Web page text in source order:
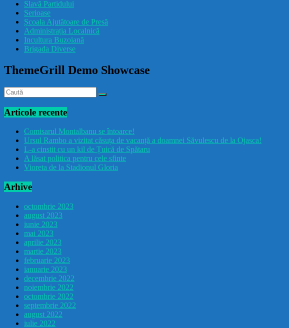
Slavă Partidului
Serioase
Școala Ajutătoare de Presă
Administrația Localnică
Incultura Buzoiană
Brigada Diverse
ThemeGrill Demo Showcase
Articole recente
Comisarul Montalbanu se întoarce!
Ursul Rambo a vizitat căsuța de vacanță a doamnei Săvulescu de la Ojasca!
L-a cinstit cu un kil de Țuică de Spătaru
A lăsat politica pentru cele sfinte
Vioreta de la Stadionul Gloria
Arhive
octombrie 2023
august 2023
iunie 2023
mai 2023
aprilie 2023
martie 2023
februarie 2023
ianuarie 2023
decembrie 2022
noiembrie 2022
octombrie 2022
septembrie 2022
august 2022
iulie 2022